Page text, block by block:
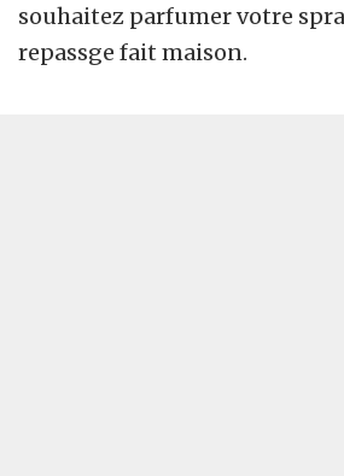
souhaitez parfumer votre
repassge fait maison.